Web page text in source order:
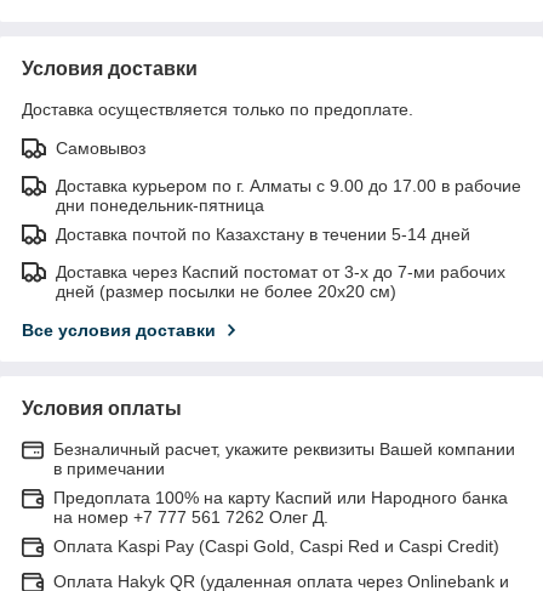
Условия доставки
Доставка осуществляется только по предоплате.
Самовывоз
Доставка курьером по г. Алматы с 9.00 до 17.00 в рабочие
дни понедельник-пятница
Доставка почтой по Казахстану в течении 5-14 дней
Доставка через Каспий постомат от 3-х до 7-ми рабочих
дней (размер посылки не более 20х20 см)
Все условия доставки
Условия оплаты
Безналичный расчет, укажите реквизиты Вашей компании
в примечании
Предоплата 100% на карту Каспий или Народного банка
на номер +7 777 561 7262 Олег Д.
Оплата Kaspi Pay (Caspi Gold, Caspi Red и Caspi Credit)
Оплата Hakyk QR (удаленная оплата через Onlinebank и